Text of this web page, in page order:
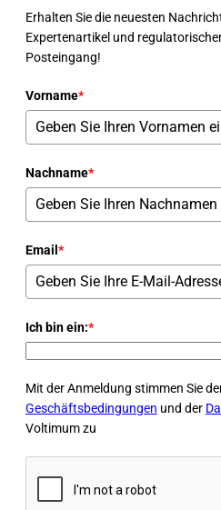
Erhalten Sie die neuesten
Expertenartikel und
Posteingang!
Vorname*
Nachname*
Email *
Ich bin ein:*
Mit der Anmeldung stimmen Sie
Geschäftsbedingungen und der
Voltimum zu